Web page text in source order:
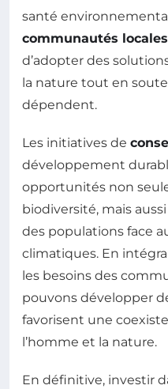
santé
communautés locales
d’adopter des
la nature tout en
dépendent.
Les initiatives de
développement
opportunités non
biodiversité, mais
des populations face
climatiques. En
les besoins des
pouvons développer
favorisent une
l’homme et la nature.
En définitive, investir